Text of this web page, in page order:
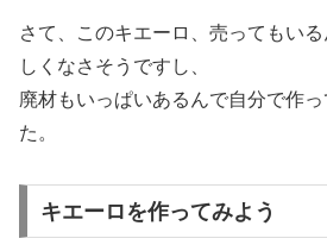
さて、このキエーロ、売ってもい
しくなさそうですし、
廃材もいっぱいあるんで自分で作
た。
キエーロを作ってみよう